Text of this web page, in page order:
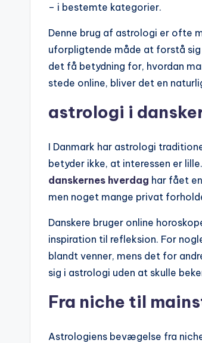
– i bestemte kategorier.
Denne brug af astrologi er ofte
uforpligtende måde at forstå sig
det få betydning for, hvordan
stede online, bliver det en
astrologi i
I Danmark har astrologi
betyder ikke, at interessen er
danskernes hverdag har fået
men noget mange privat
Danskere bruger online
inspiration til refleksion. For
blandt venner, mens det for
sig i astrologi uden at skulle
Fra niche til
Astrologiens bevægelse fra